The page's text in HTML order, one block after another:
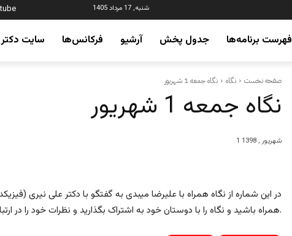
شنبه, 17 مرداد 1405
فهرست برنامه‌ها جدول پخش آرشیو فرکانس‌ها سایت دکتر
صفحه نخست نگاه نگاه جمعه 1 شهریور
نگاه جمعه 1 شهریور
1 شهریور , 1398
در این شماره از نگاه همراه با علیرضا میبدی به گفتگو با دکتر علی نیری
همراه باشید و نگاه را با دوستان خود به اشتراک بگذارید و نظرات خود را در ارتباط با این برنامه برای ما ارسال نمایید.